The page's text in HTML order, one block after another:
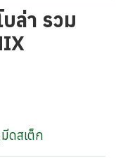
ล่า รวม
มีดสเต็ก